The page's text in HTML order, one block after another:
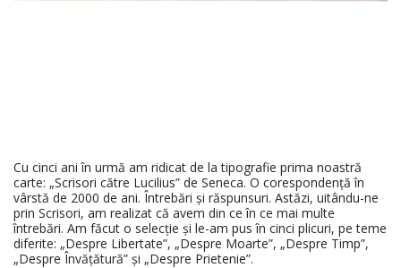
Cu cinci ani în urmă am ridicat de la tipografie prima noastră
carte: „Scrisori către Lucilius” de Seneca. O corespondenţă în
vârstă de 2000 de ani. Întrebări şi răspunsuri. Astăzi, uitându-ne
prin Scrisori, am realizat că avem din ce în ce mai multe
întrebări. Am făcut o selecţie şi le-am pus în cinci plicuri, pe teme
diferite: „Despre Libertate”, „Despre Moarte”, „Despre Timp”,
„Despre Învăţătură” şi „Despre Prietenie”.